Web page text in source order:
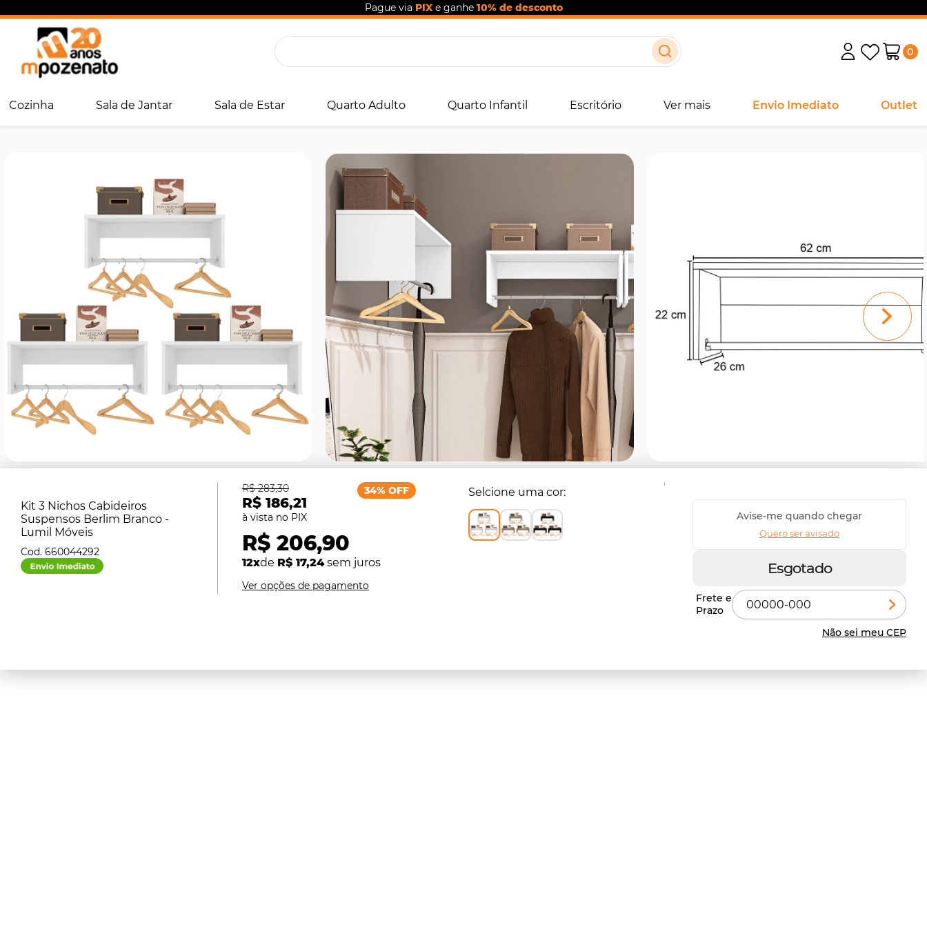
Pague via PIXe ganhe 10% de desconto
0
Cozinha Sala de Jantar Sala de Estar Quarto Adulto Quarto Infantil Escritório Ver mais Envio Imediato Outlet
Kit 3 Nichos Cabideiros
Suspensos Berlim Branco -
Lumil Móveis
660044292
R$ 186,21
R$ 283,30
R$ 206,90
12xde R$ 17,24sem juros
34% OFF
Ver opções de pagamento
Selcione uma cor
Esgotado
Avise-me quando chegar
Quero ser avisado
Não sei meu CEP